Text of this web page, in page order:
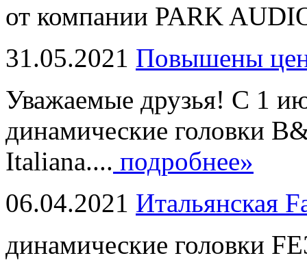
от компании PARK
31.05.2021 Повышены
Уважаемые друзья! С 1
динамические головки
Italiana.... подробнее»
06.04.2021 Итальянская
динамические головки